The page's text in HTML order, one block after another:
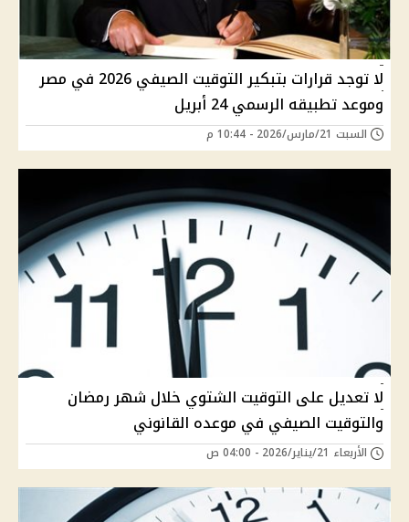
لا توجد قرارات بتبكير التوقيت الصيفي 2026 في مصر
وموعد تطبيقه الرسمي 24 أبريل
السبت 21/مارس/2026 - 10:44 م
لا تعديل على التوقيت الشتوي خلال شهر رمضان
والتوقيت الصيفي في موعده القانوني
الأربعاء 21/يناير/2026 - 04:00 ص